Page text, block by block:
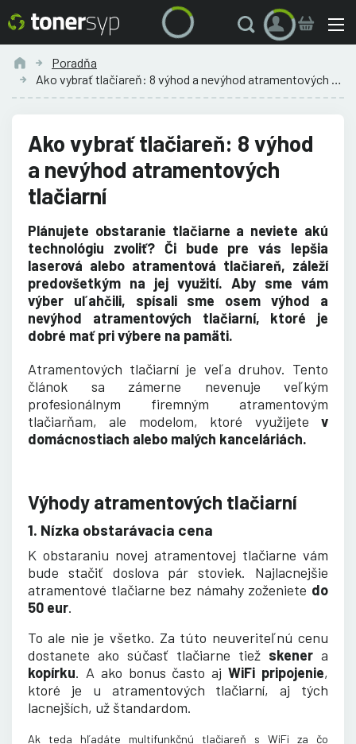
Poradňa
Ako vybrať tlačiareň: 8 výhod a nevýhod atramentových tlačiarní
Ako vybrať tlačiareň: 8 výhod
a nevýhod atramentových
tlačiarní
Plánujete obstaranie tlačiarne a neviete akú
technológiu zvoliť? Či bude pre vás lepšia
laserová alebo atramentová tlačiareň, záleží
predovšetkým na jej využití. Aby sme vám
výber uľahčili, spísali sme osem výhod a
nevýhod atramentových tlačiarní, ktoré je
dobré mať pri výbere na pamäti.
Atramentových tlačiarní je veľa druhov. Tento
článok sa zámerne nevenuje veľkým
profesionálnym firemným atramentovým
tlačiarňam, ale modelom, ktoré využijete v
domácnostiach alebo malých kanceláriách.
Výhody atramentových tlačiarní
1. Nízka obstarávacia cena
K obstaraniu novej atramentovej tlačiarne vám
bude stačiť doslova pár stoviek. Najlacnejšie
atramentové tlačiarne bez námahy zoženiete do
50 eur.
To ale nie je všetko. Za túto neuveriteľnú cenu
dostanete ako súčasť tlačiarne tiež skener a
kopírku. A ako bonus často ajWiFi pripojenie,
ktoré je u atramentových tlačiarní, aj tých
lacnejších, už štandardom.
Ak teda hľadáte multifunkčnú tlačiareň s WiFi za čo